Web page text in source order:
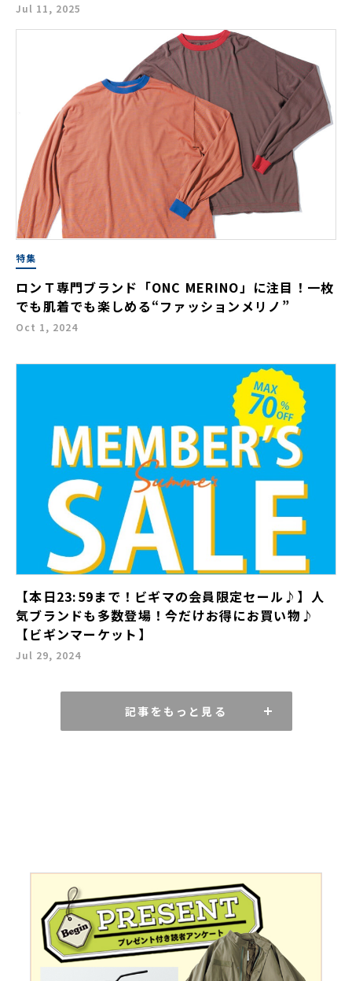
Jul 11, 2025
特集
ロンＴ専門ブランド「ONC MERINO」に注目！一枚
でも肌着でも楽しめる“ファッションメリノ”
Oct 1, 2024
【本日23:59まで！ビギマの会員限定セール♪】人
気ブランドも多数登場！今だけお得にお買い物♪
【ビギンマーケット】
Jul 29, 2024
記事をもっと見る